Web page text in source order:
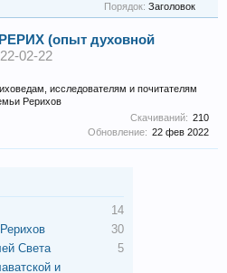
14
30
Света
5
и
Порядок: Заголовок
(опыт духовной
02-22
исследователям и почитателям
Рерихов
Скачиваний: 210
Обновление: 22 фев 2022